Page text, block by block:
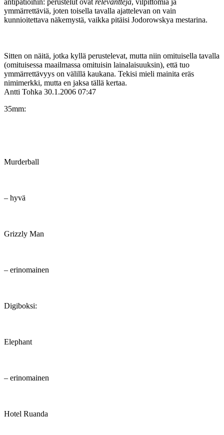
antipatioihin: perustelut ovat relevantteja, vilpittömiä ja
ymmärrettäviä, joten toisella tavalla ajattelevan on vain
kunnioitettava näkemystä, vaikka pitäisi Jodorowskya mestarina.
Sitten on näitä, jotka kyllä perustelevat, mutta niin omituisella tavalla
(omituisessa maailmassa omituisin lainalaisuuksin), että tuo
ymmärrettävyys on välillä kaukana. Tekisi mieli mainita eräs
nimimerkki, mutta en jaksa tällä kertaa.
Antti Tohka 30.1.2006 07:47
35mm:
Murderball
– hyvä
Grizzly Man
– erinomainen
Digiboksi:
Elephant
– erinomainen
Hotel Ruanda